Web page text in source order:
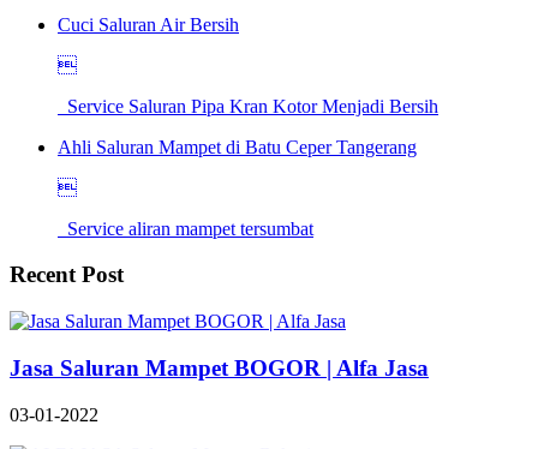
Cuci Saluran Air Bersih

Service Saluran Pipa Kran Kotor Menjadi Bersih
Ahli Saluran Mampet di Batu Ceper Tangerang

Service aliran mampet tersumbat
Recent Post
Jasa Saluran Mampet BOGOR | Alfa Jasa
03-01-2022